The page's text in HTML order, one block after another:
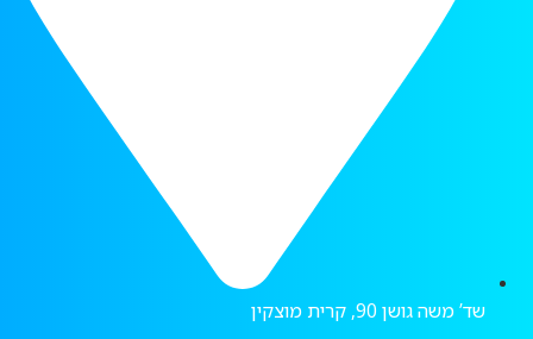
שד’ משה גושן 90, קרית מוצקין